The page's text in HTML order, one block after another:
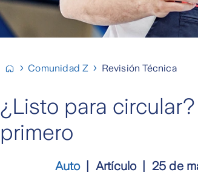
Comunidad Z Revisión Técnica
¿Listo para
primero
Auto Artículo 25 de